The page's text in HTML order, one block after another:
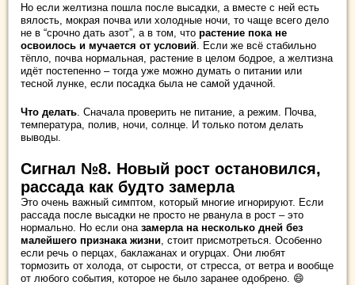
Но если желтизна пошла после высадки, а вместе с ней есть
вялость, мокрая почва или холодные ночи, то чаще всего дело
не в “срочно дать азот”, а в том, что растение пока не
освоилось и мучается от условий . Если же всё стабильно
тёпло, почва нормальная, растение в целом бодрое, а желтизна
идёт постепенно – тогда уже можно думать о питании или
тесной лунке, если посадка была не самой удачной.
Что делать . Сначала проверить не питание, а режим. Почва,
температура, полив, ночи, солнце. И только потом делать
выводы.
Сигнал №8. Новый рост остановился,
рассада как будто замерла
Это очень важный симптом, который многие игнорируют. Если
рассада после высадки не просто не рванула в рост – это
нормально. Но если она замерла на несколько дней без
малейшего признака жизни , стоит присмотреться. Особенно
если речь о перцах, баклажанах и огурцах. Они любят
тормозить от холода, от сырости, от стресса, от ветра и вообще
от любого события, которое не было заранее одобрено. 😄